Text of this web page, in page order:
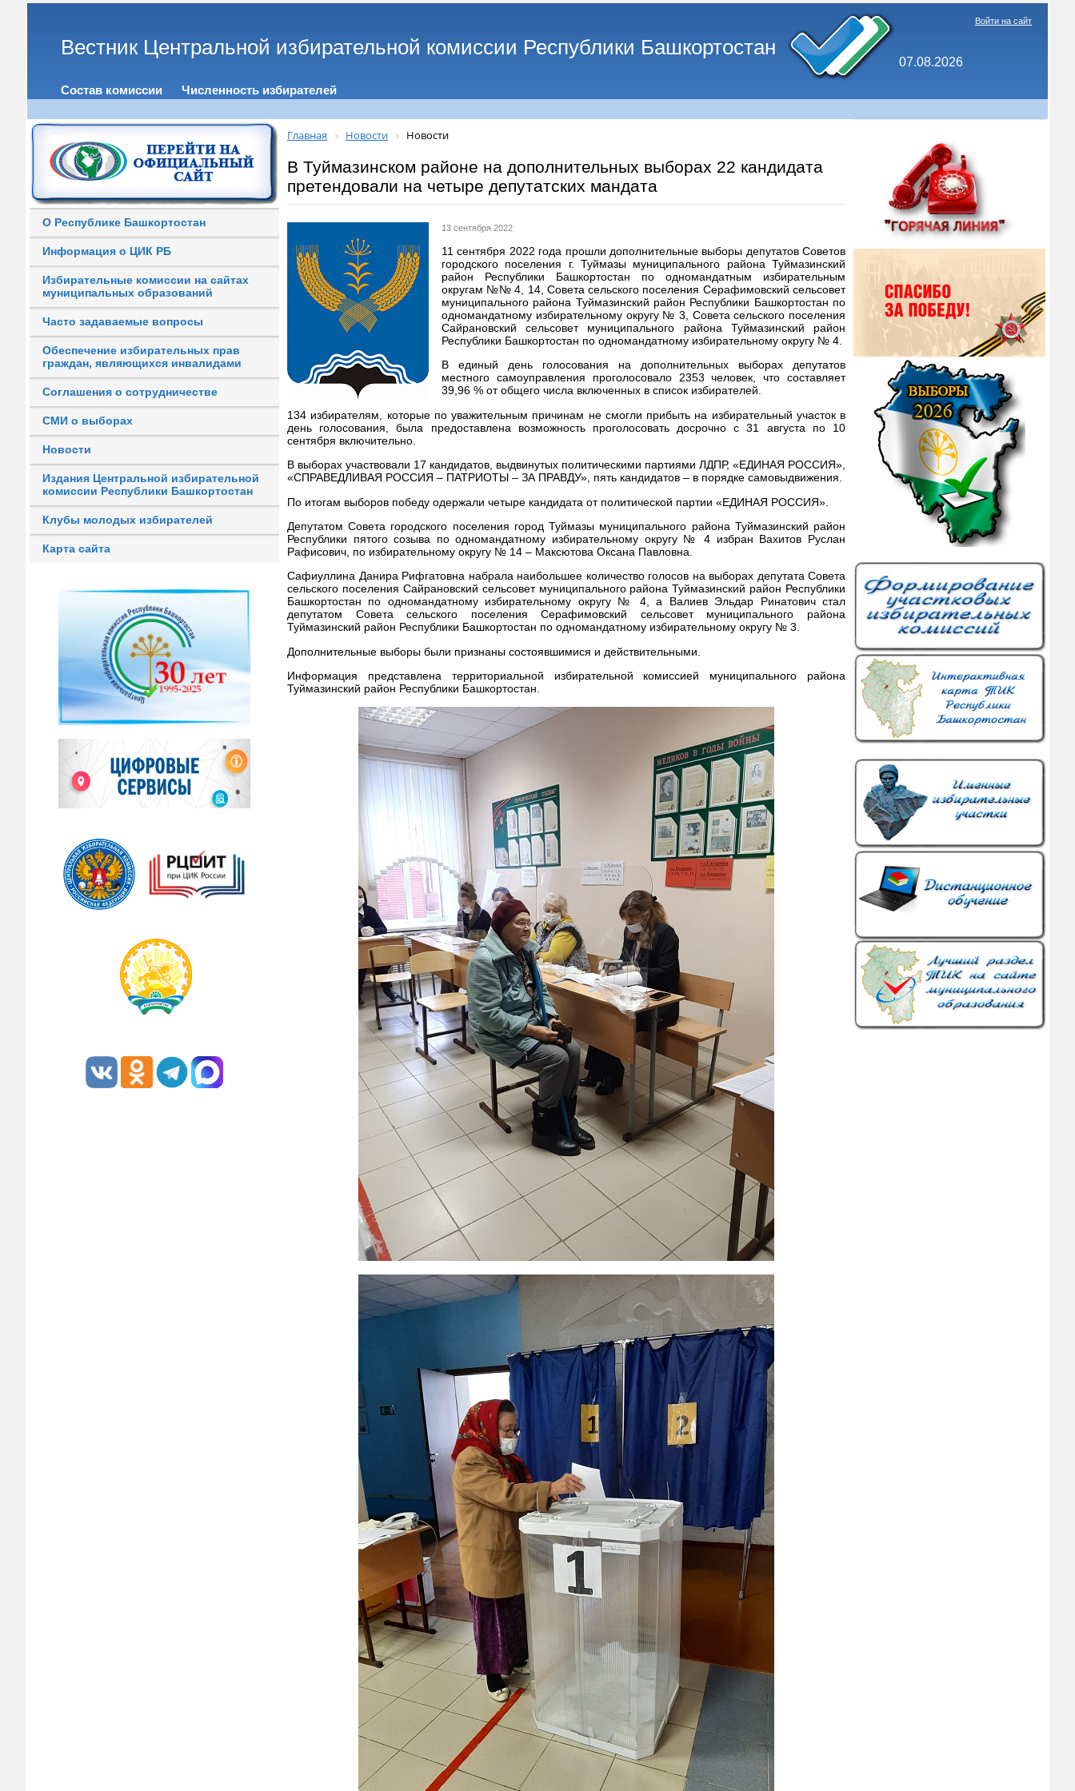
Вестник Центральной избирательной комиссии Республики Башкортостан
07.08.2026
Войти на сайт
Состав комиссии Численность избирателей
О Республике Башкортостан
Информация о ЦИК РБ
Избирательные комиссии на сайтах
муниципальных образований
Часто задаваемые вопросы
Обеспечение избирательных прав
граждан, являющихся инвалидами
Соглашения о сотрудничестве
СМИ о выборах
Новости
Издания Центральной избирательной
комиссии Республики Башкортостан
Клубы молодых избирателей
Карта сайта
Главная Новости Новости
В Туймазинском районе на дополнительных выборах 22 кандидата
претендовали на четыре депутатских мандата
13 сентября 2022
11 сентября 2022 года прошли дополнительные выборы депутатов Советов
городского поселения г. Туймазы муниципального района Туймазинский
район Республики Башкортостан по одномандатным избирательным
округам №№ 4, 14, Совета сельского поселения Серафимовский сельсовет
муниципального района Туймазинский район Республики Башкортостан по
одномандатному избирательному округу № 3, Совета сельского поселения
Сайрановский сельсовет муниципального района Туймазинский район
Республики Башкортостан по одномандатному избирательному округу № 4.
В единый день голосования на дополнительных выборах депутатов
местного самоуправления проголосовало 2353 человек, что составляет
39,96 % от общего числа включенных в список избирателей.
134 избирателям, которые по уважительным причинам не смогли прибыть на избирательный участок в
день голосования, была предоставлена возможность проголосовать досрочно с 31 августа по 10
сентября включительно.
В выборах участвовали 17 кандидатов, выдвинутых политическими партиями ЛДПР, «ЕДИНАЯ РОССИЯ»,
«СПРАВЕДЛИВАЯ РОССИЯ – ПАТРИОТЫ – ЗА ПРАВДУ», пять кандидатов – в порядке самовыдвижения.
По итогам выборов победу одержали четыре кандидата от политической партии «ЕДИНАЯ РОССИЯ».
Депутатом Совета городского поселения город Туймазы муниципального района Туймазинский район
Республики пятого созыва по одномандатному избирательному округу № 4 избран Вахитов Руслан
Рафисович, по избирательному округу № 14 – Максютова Оксана Павловна.
Сафиуллина Данира Рифгатовна набрала наибольшее количество голосов на выборах депутата Совета
сельского поселения Сайрановский сельсовет муниципального района Туймазинский район Республики
Башкортостан по одномандатному избирательному округу № 4, а Валиев Эльдар Ринатович стал
депутатом Совета сельского поселения Серафимовский сельсовет муниципального района
Туймазинский район Республики Башкортостан по одномандатному избирательному округу № 3.
Дополнительные выборы были признаны состоявшимися и действительными.
Информация представлена территориальной избирательной комиссией муниципального района
Туймазинский район Республики Башкортостан.